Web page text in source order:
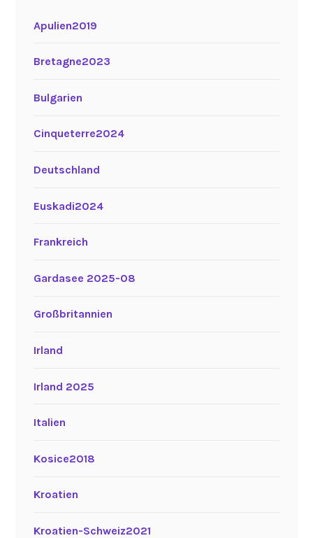
Apulien2019
Bretagne2023
Bulgarien
Cinqueterre2024
Deutschland
Euskadi2024
Frankreich
Gardasee 2025-08
Großbritannien
Irland
Irland 2025
Italien
Kosice2018
Kroatien
Kroatien-Schweiz2021